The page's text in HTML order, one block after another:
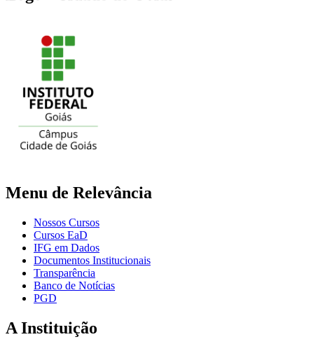
Menu de Relevância
Nossos Cursos
Cursos EaD
IFG em Dados
Documentos Institucionais
Transparência
Banco de Notícias
PGD
A Instituição